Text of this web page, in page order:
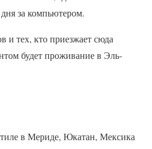
за компьютером.
и тех, кто приезжает сюда
будет проживание в Эль-
в Мериде, Юкатан, Мексика